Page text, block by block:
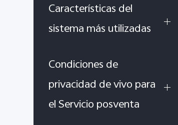
Características del
sistema más utilizadas
Condiciones de
privacidad de vivo para
el Servicio posventa